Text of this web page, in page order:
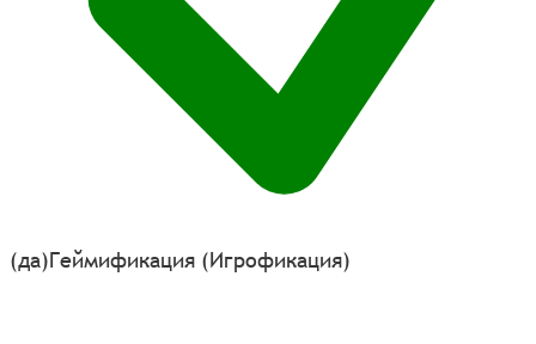
(да)Геймификация (Игрофикация)